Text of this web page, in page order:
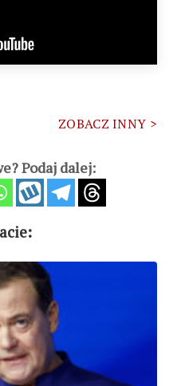
ZOBACZ INNY >
Podaj dalej: